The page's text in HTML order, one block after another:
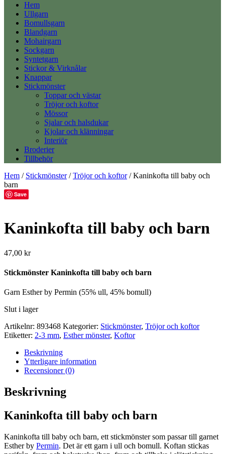
Hem
Ullgarn
Bomullsgarn
Blandgarn
Mohairgarn
Sockgarn
Syntetgarn
Stickor & Virknålar
Knappar
Stickmönster
Toppar och västar
Tröjor och koftor
Mössor
Sjalar och halsdukar
Kjolar och klänningar
Interiör
Broderier
Tillbehör
Hem / Stickmönster/Tröjor och koftor/ Kaninkofta till baby och
barn
Save
Kaninkofta till baby och barn
47,00 kr
Stickmönster Kaninkofta till baby och barn
Garn Esther by Permin (55% ull, 45% bomull)
Slut i lager
Artikelnr: 893468 Kategorier: Stickmönster, Tröjor och koftor
Etiketter: 2-3 mm, Esther mönster, Koftor
Beskrivning
Ytterligare information
Recensioner (0)
Beskrivning
Kaninkofta till baby och barn
Kaninkofta till baby och barn, ett stickmönster som passar till garnet
Esther by Permin. Det är ett garn i ull och bomull. Koftan stickas